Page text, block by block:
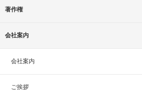
著作権
会社案内
会社案内
ご挨拶